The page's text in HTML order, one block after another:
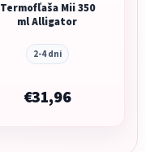
Termofľaša Mii 350
ml Alligator
2-4 dni
€31,96